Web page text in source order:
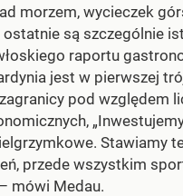
morzem, wycieczek
ostatnie są szczególnie
raportu
jest w pierwszej
pod względem
Stawiamy
przede wszystkim
mówi Medau.